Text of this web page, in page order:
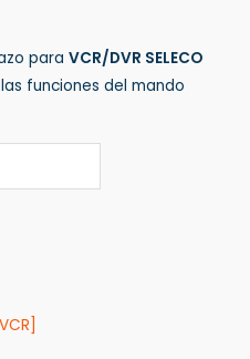
para VCR/DVR SELECO
funciones del mando